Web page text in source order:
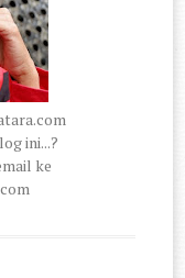
ini...?
ke